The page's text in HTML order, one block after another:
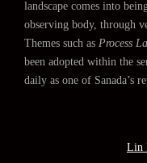
landscape comes into
observing body, through
Themes such as Process
been adopted within the
daily as one of Sanada’s
Lin